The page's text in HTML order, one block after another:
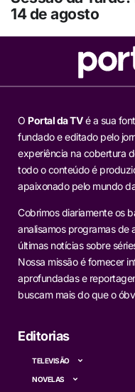
14 de agosto
O Portal da TVé a sua
fundado e editado pelo
experiência na cobertura
todo o conteúdo é
apaixonado pelo mundo
Cobrimos diariamente os
analisamos programas de
últimas notícias sobre
Nossa missão é fornecer
aprofundadas e
buscam mais do que o
Editorias
TELEVISÃO
NOVELAS